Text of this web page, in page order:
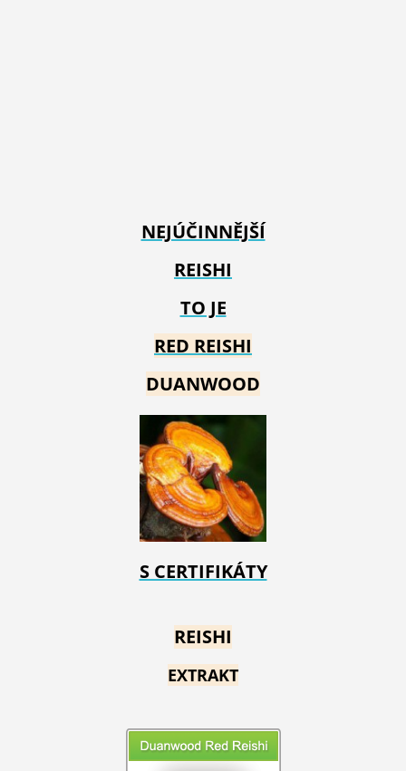
NEJÚČINNĚJŠÍ
REISHI
TO JE
RED REISHI
DUANWOOD
S CERTIFIKÁTY
REISHI
EXTRAKT